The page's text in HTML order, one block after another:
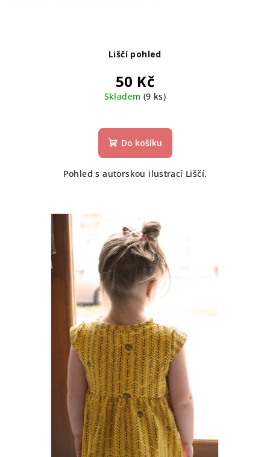
Liščí pohled
50 Kč
Skladem (9 ks)
Do košíku
Pohled s autorskou ilustrací Liščí.